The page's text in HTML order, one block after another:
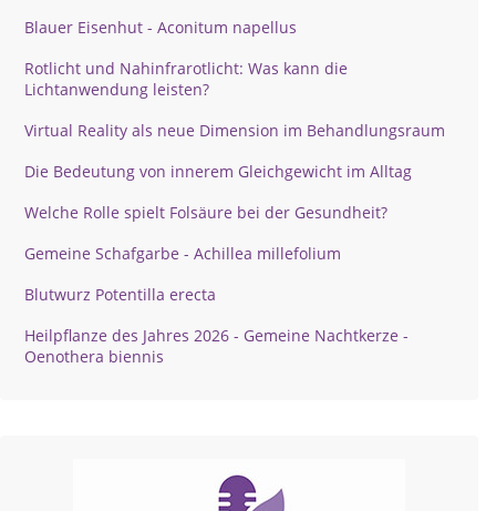
Blauer Eisenhut - Aconitum napellus
Rotlicht und Nahinfrarotlicht: Was kann die
Lichtanwendung leisten?
Virtual Reality als neue Dimension im Behandlungsraum
Die Bedeutung von innerem Gleichgewicht im Alltag
Welche Rolle spielt Folsäure bei der Gesundheit?
Gemeine Schafgarbe - Achillea millefolium
Blutwurz Potentilla erecta
Heilpflanze des Jahres 2026 - Gemeine Nachtkerze -
Oenothera biennis